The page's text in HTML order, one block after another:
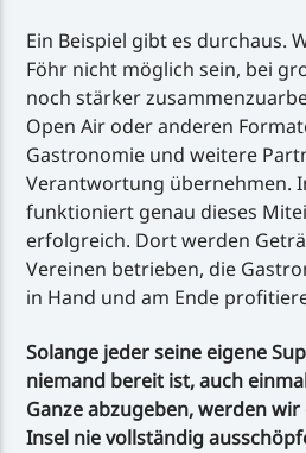
Ein Beispiel gibt es durchaus.
Föhr nicht möglich sein, bei
noch stärker
Open Air oder anderen
Gastronomie und weitere
Verantwortung übernehmen.
funktioniert genau dieses
erfolgreich. Dort werden
Vereinen betrieben, die
in Hand und am Ende
Solange jeder seine eigene
niemand bereit ist, auch
Ganze abzugeben, werden
Insel nie vollständig